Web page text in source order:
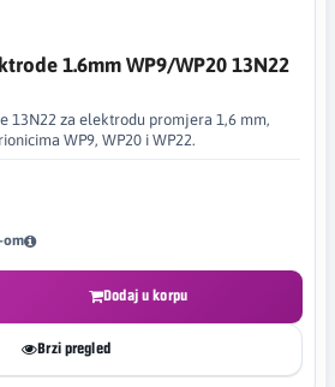
1.6mm WP9/WP20 13N22
13N22 za elektrodu promjera 1,6 mm,
WP9, WP20 i WP22.
om
Dodaj u korpu
Brzi pregled